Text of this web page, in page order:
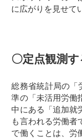
に広がりを見せて
〇定点観測
総務省統計局の「
準の「未活用労働
中にある「追加就
も言われる労働者
で働くことは、労